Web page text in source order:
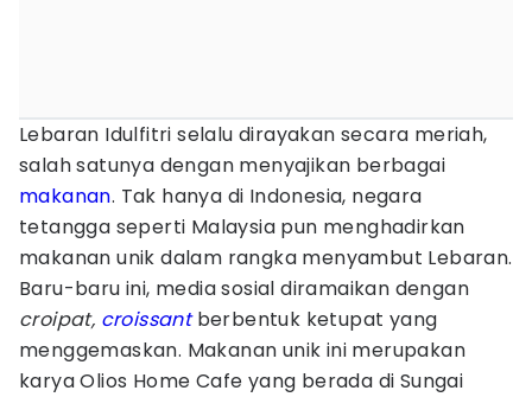
Lebaran Idulfitri selalu dirayakan secara meriah,
salah satunya dengan menyajikan berbagai
makanan. Tak hanya di Indonesia, negara
tetangga seperti Malaysia pun menghadirkan
makanan unik dalam rangka menyambut Lebaran.
Baru-baru ini, media sosial diramaikan dengan
croipat, croissantberbentuk ketupat yang
menggemaskan. Makanan unik ini merupakan
karya Olios Home Cafe yang berada di Sungai